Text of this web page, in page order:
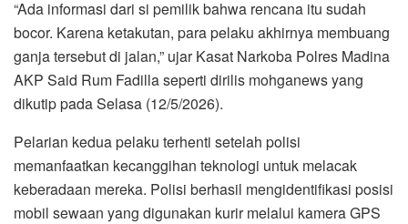
“Ada informasi dari si pemilik bahwa rencana itu sudah
bocor. Karena ketakutan, para pelaku akhirnya membuang
ganja tersebut di jalan,” ujar Kasat Narkoba Polres Madina
AKP Said Rum Fadilla seperti dirilis mohganews yang
dikutip pada Selasa (12/5/2026).
Pelarian kedua pelaku terhenti setelah polisi
memanfaatkan kecanggihan teknologi untuk melacak
keberadaan mereka. Polisi berhasil mengidentifikasi posisi
mobil sewaan yang digunakan kurir melalui kamera GPS